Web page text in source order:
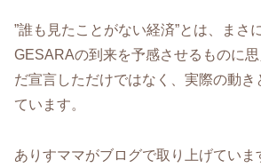
”誰も見たことがない経済”とは、まさ
GESARAの到来を予感させるものに
だ宣言しただけではなく、実際の動き
ています。
ありすママがブログで取り上げていま